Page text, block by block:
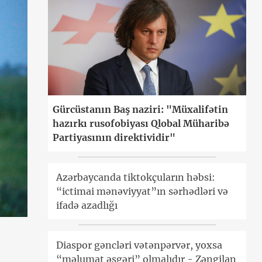
Gürcüstanın Baş naziri: "Müxalifətin
hazırkı rusofobiyası Qlobal Müharibə
Partiyasının direktividir"
Azərbaycanda tiktokçuların həbsi:
“ictimai mənəviyyat”ın sərhədləri və
ifadə azadlığı
Diaspor gəncləri vətənpərvər, yoxsa
“məlumat əsgəri” olmalıdır - Zəngilan